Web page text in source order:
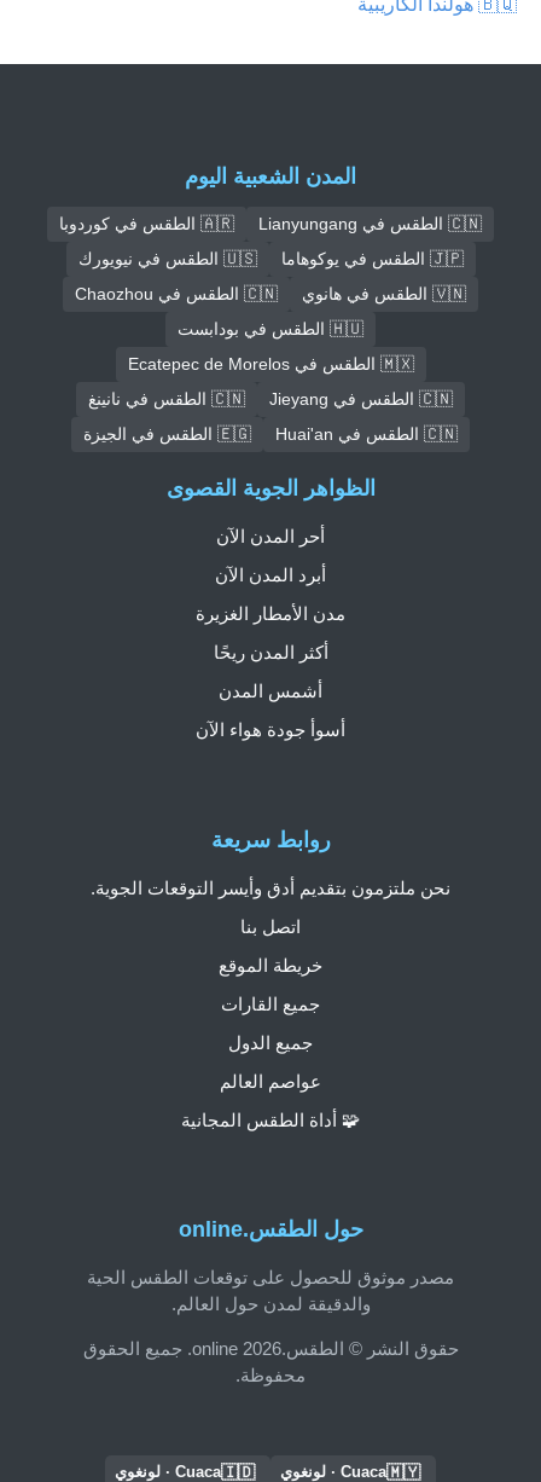
المدن الشعبية اليوم
🇨🇳 الطقس في Lianyungang
🇦🇷 الطقس في كوردوبا
🇯🇵 الطقس في يوكوهاما
🇺🇸 الطقس في نيويورك
🇻🇳 الطقس في هانوي
🇨🇳 الطقس في Chaozhou
🇭🇺 الطقس في بودابست
🇲🇽 الطقس في Ecatepec de Morelos
🇨🇳 الطقس في Jieyang
🇨🇳 الطقس في نانينغ
🇨🇳 الطقس في Huai'an
🇪🇬 الطقس في الجيزة
حول الطقس.online
مصدر موثوق للحصول على توقعات الطقس الحية
والدقيقة لمدن حول العالم.
حقوق النشر © الطقس.online 2026. جميع الحقوق
محفوظة.
روابط سريعة
نحن ملتزمون بتقديم أدق وأيسر التوقعات الجوية.
اتصل بنا
خريطة الموقع
جميع القارات
جميع الدول
عواصم العالم
🧩 أداة الطقس المجانية
الظواهر الجوية القصوى
أحر المدن الآن
أبرد المدن الآن
مدن الأمطار الغزيرة
أكثر المدن ريحًا
أشمس المدن
أسوأ جودة هواء الآن
🇲🇾Cuaca · لونغوي 🇮🇩Cuaca · لونغوي